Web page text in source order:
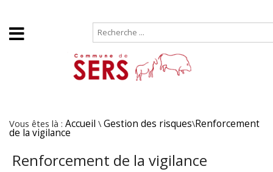
Vous êtes là : Accueil \ Gestion des risques\Renforcement
de la vigilance
Renforcement de la vigilance